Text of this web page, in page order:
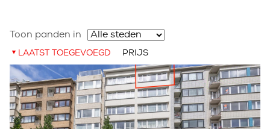
Toon panden in
LAATST TOEGEVOEGD PRIJS